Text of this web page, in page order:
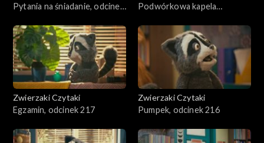
Pytania na śniadanie, odcinek
Podwórkowa kapela
Zwierzaki Czytaki
Egzamin, odcinek 217
Zwierzaki Czytaki
Pumpek, odcinek 216